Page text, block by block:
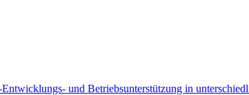
und Betriebsunterstützung in